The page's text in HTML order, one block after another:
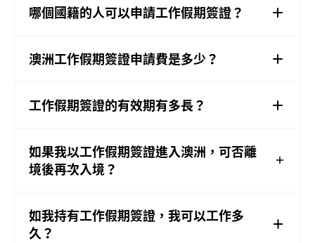
哪個國籍的人可以申請工作假期簽證？
澳洲工作假期簽證申請費是多少？
工作假期簽證的有效期有多長？
如果我以工作假期簽證進入澳洲，可否離
境後再次入境？
如我持有工作假期簽證，我可以工作多
久？